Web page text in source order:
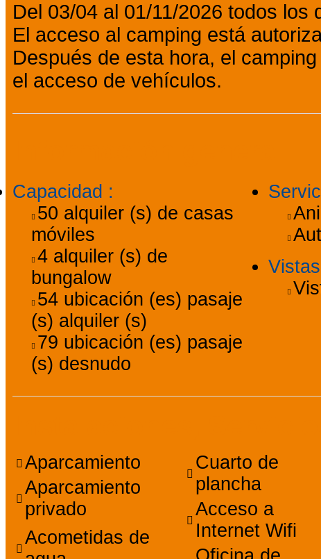
Del 03/04 al 01/11/2026 todos los
El acceso al camping está
Después de esta hora, el
el acceso de vehículos.
Capacidad :
50 alquiler (s) de casas
móviles
4 alquiler (s) de
bungalow
54 ubicación (es) pasaje
(s) alquiler (s)
79 ubicación (es) pasaje
(s) desnudo
Aparcamiento
Aparcamiento
privado
Acometidas de
Cuarto de
plancha
Acceso a
Internet Wifi